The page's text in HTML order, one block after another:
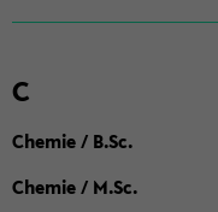
C
Chemie / B.Sc.
Chemie / M.Sc.